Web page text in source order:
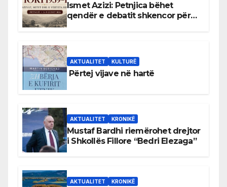
Ismet Azizi: Petnjica bëhet
qendër e debatit shkencor për
AKTUALITET KULTURË
Përtej vijave në hartë
AKTUALITET KRONIKË
Mustaf Bardhi riemërohet drejtor
i Shkollës Fillore “Bedri Elezaga”
AKTUALITET KRONIKË